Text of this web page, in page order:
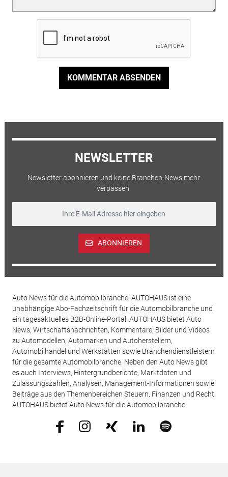
KOMMENTAR ABSENDEN
NEWSLETTER
Newsletter abonnieren und keine Branchen-News mehr
verpassen.
ABONNIEREN
Auto News für die Automobilbranche: AUTOHAUS ist eine
unabhängige Abo-Fachzeitschrift für die Automobilbranche und
ein tagesaktuelles B2B-Online-Portal. AUTOHAUS bietet Auto
News, Wirtschaftsnachrichten, Kommentare, Bilder und Videos
zu Automodellen, Automarken und Autoherstellern,
Automobilhandel und Werkstätten sowie Branchendienstleistern
für die gesamte Automobilbranche. Neben den Auto News gibt
es auch Interviews, Hintergrundberichte, Marktdaten und
Zulassungszahlen, Analysen, Management-Informationen sowie
Beiträge aus den Themenbereichen Steuern, Finanzen und Recht.
AUTOHAUS bietet Auto News für die Automobilbranche.